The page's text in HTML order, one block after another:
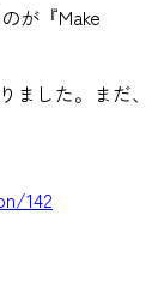
が『Make
した。まだ、
142